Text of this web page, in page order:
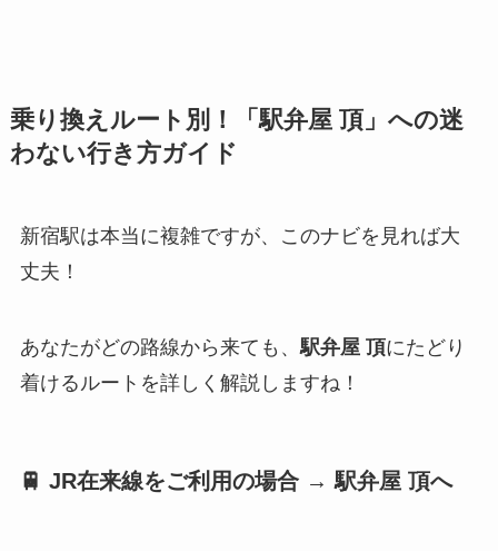
乗り換えルート別！「駅弁屋 頂」への迷
わない行き方ガイド
新宿駅は本当に複雑ですが、このナビを見れば大
丈夫！
あなたがどの路線から来ても、駅弁屋 頂にたどり
着けるルートを詳しく解説しますね！
🚆 JR在来線をご利用の場合 → 駅弁屋 頂へ